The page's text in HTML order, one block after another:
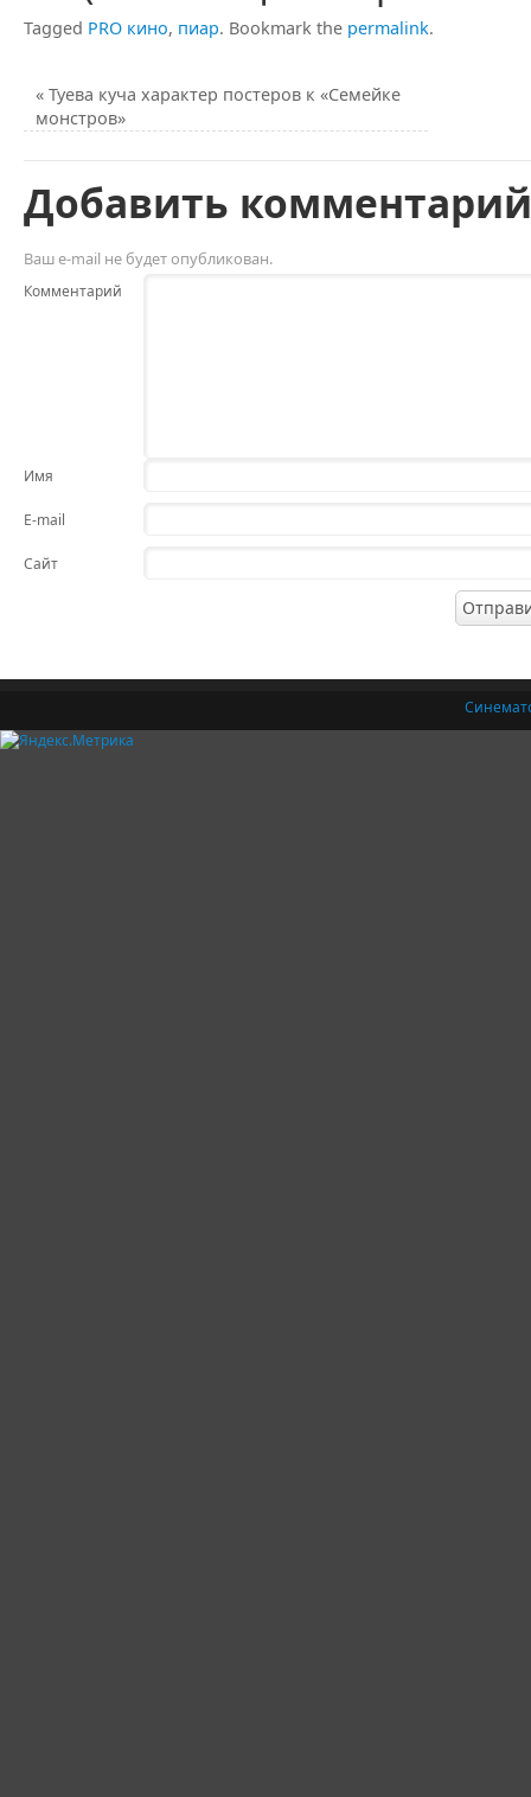
Tagged PRO кино, пиар. Bookmark the permalink.
« Туева куча характер постеров к «Семейке
монстров»
Добавить комментарий
Ваш e-mail не будет опубликован.
Комментарий
Имя
E-mail
Сайт